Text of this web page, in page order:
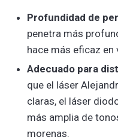
Profundidad de
penetra más
hace más eficaz
Adecuado para
que el láser
claras, el láser
más amplia de
morenas.